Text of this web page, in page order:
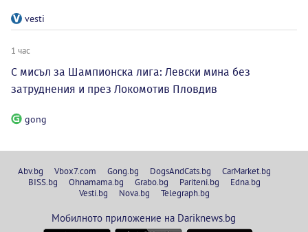
vesti
1 час
С мисъл за Шампионска лига: Левски мина без
затруднения и през Локомотив Пловдив
gong
Abv.bg Vbox7.com Gong.bg DogsAndCats.bg
CarMarket.bg
BISS.bg
Ohnamama.bg Grabo.bg Pariteni.bg
Edna.bg
Vesti.bg
Nova.bg Telegraph.bg
Мобилното приложение на Dariknews.bg